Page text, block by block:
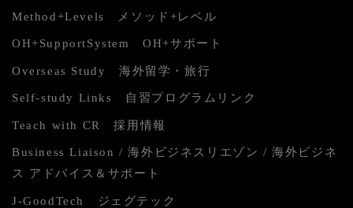
Method+Levels メソッド+レベル
OH+SupportSystem OH+サポート
Overseas Study 海外留学・旅行
Self-study Links 自習プログラムリンク
Teach with CR 採用情報
Business Liaison / 海外ビジネスリエゾン / 海外ビジネ
ス アドバイス＆サポート
J-GoodTech ジェグテック